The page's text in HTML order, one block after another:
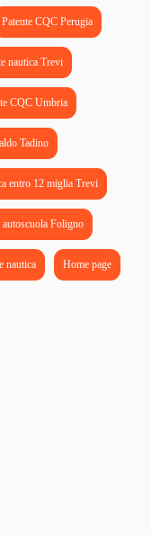
Patente CQC Perugia
nautica Trevi
CQC Umbria
Tadino
entro 12 miglia Trevi
Foligno
nautica Home page